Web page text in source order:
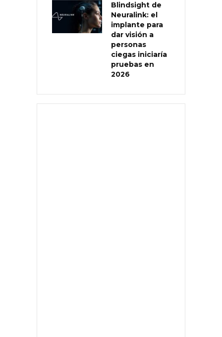
Blindsight de
Neuralink: el
implante para
dar visión a
personas
ciegas iniciaría
pruebas en
2026